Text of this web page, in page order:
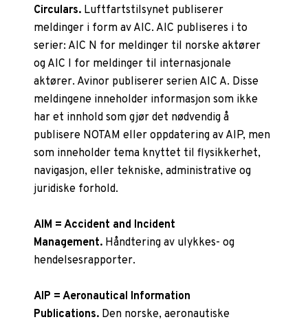
Circulars. Luftfartstilsynet publiserer
meldinger i form av AIC. AIC publiseres i to
serier: AIC N for meldinger til norske aktører
og AIC I for meldinger til internasjonale
aktører. Avinor publiserer serien AIC A. Disse
meldingene inneholder informasjon som ikke
har et innhold som gjør det nødvendig å
publisere NOTAM eller oppdatering av AIP, men
som inneholder tema knyttet til flysikkerhet,
navigasjon, eller tekniske, administrative og
juridiske forhold.
AIM = Accident and Incident
Management. Håndtering av ulykkes- og
hendelsesrapporter.
AIP = Aeronautical Information
Publications. Den norske, aeronautiske